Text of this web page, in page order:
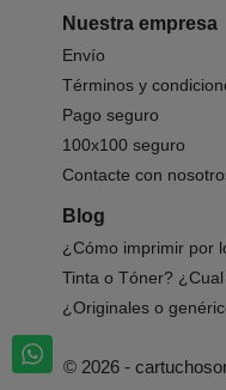
Nuestra empresa
Envío
Términos y
Pago seguro
100x100 seguro
Contacte con
Blog
¿Cómo imprimir por
Tinta o Tóner?
¿Originales o
© 2026 -